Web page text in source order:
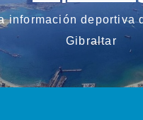
información deportiva
Gibraltar